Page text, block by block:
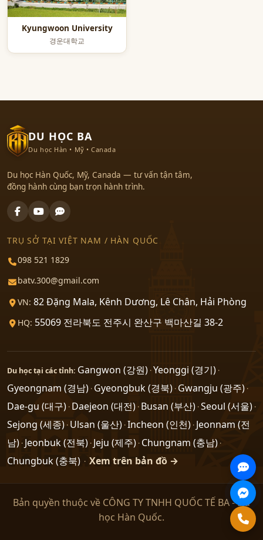
Kyungwoon University
경운대학교
DU HỌC BA
Du học Hàn • Mỹ • Canada
Du học Hàn Quốc, Mỹ, Canada — tư vấn tận tâm,
đồng hành cùng bạn trọn hành trình.
TRỤ SỞ TẠI VIỆT NAM / HÀN QUỐC
098 521 1829
batv.300@gmail.com
VN: 82 Đặng Mala, Kênh Dương, Lê Chân, Hải Phòng
HQ: 55069 전라북도 전주시 완산구 백마산길 38-2
Du học tại các tỉnh: Gangwon (강원) ·Yeonggi (경기) ·
Gyeongnam (경남) · Gyeongbuk (경북) · Gwangju (광주) ·
Dae-gu (대구) · Daejeon (대전) · Busan (부산) ·Seoul (서울) ·
Sejong (세종) · Ulsan (울산) ·Incheon (인천) · Jeonnam (전
남) · Jeonbuk (전북) · Jeju (제주) · Chungnam (충남) ·
Chungbuk (충북) · Xem trên bản đồ →
Bản quyền thuộc về CÔNG TY TNHH QUỐC TẾ BA - Du
học Hàn Quốc.